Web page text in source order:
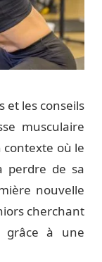
et les conseils
musculaire
contexte où le
perdre de sa
nouvelle
cherchant
grâce à une